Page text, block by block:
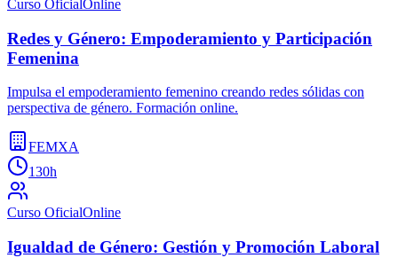
Curso OficialOnline
Redes y Género: Empoderamiento y Participación
Femenina
Impulsa el empoderamiento femenino creando redes sólidas con
perspectiva de género. Formación online.
FEMXA
130h
Curso OficialOnline
Igualdad de Género: Gestión y Promoción Laboral